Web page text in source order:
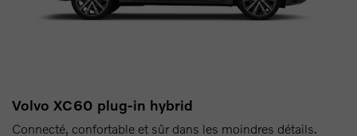
Volvo XC60 plug-in hybrid
Connecté, confortable et sûr dans les moindres détails.